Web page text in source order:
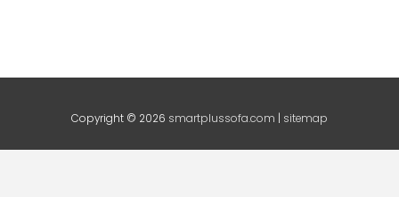
Copyright © 2026 smartplussofa.com sitemap